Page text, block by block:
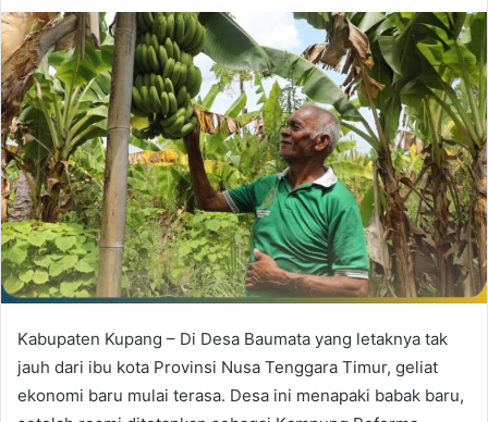
Kabupaten Kupang – Di Desa Baumata yang letaknya tak
jauh dari ibu kota Provinsi Nusa Tenggara Timur, geliat
ekonomi baru mulai terasa. Desa ini menapaki babak baru,